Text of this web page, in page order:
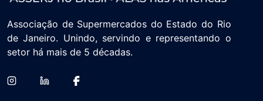
Associação de Supermercados do Estado do Rio
de Janeiro. Unindo, servindo e representando o
setor há mais de 5 décadas.